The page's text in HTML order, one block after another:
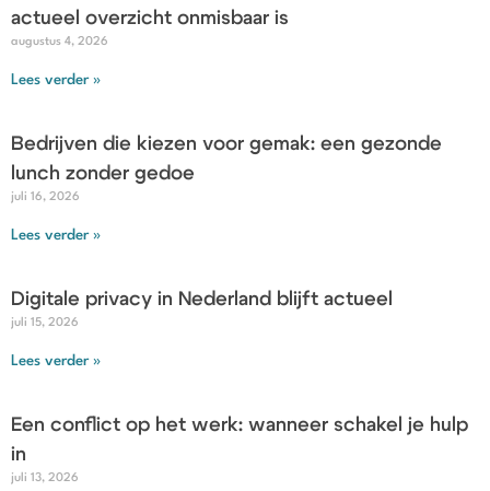
actueel overzicht onmisbaar is
augustus 4, 2026
Lees verder »
Bedrijven die kiezen voor gemak: een gezonde
lunch zonder gedoe
juli 16, 2026
Lees verder »
Digitale privacy in Nederland blijft actueel
juli 15, 2026
Lees verder »
Een conflict op het werk: wanneer schakel je hulp
in
juli 13, 2026